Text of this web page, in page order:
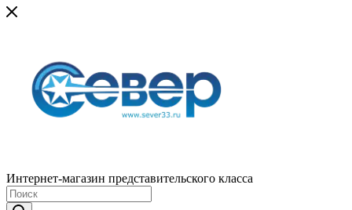
Интернет-магазин представительского класса